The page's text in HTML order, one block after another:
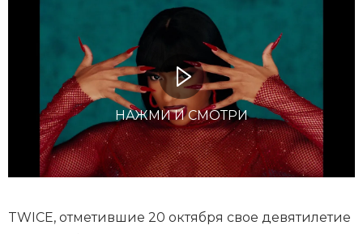
НАЖМИ И СМОТРИ
TWICE, отметившие 20 октября свое девятилетие